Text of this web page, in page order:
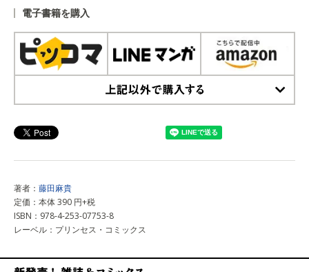
電子書籍を購入
著者： 藤田麻貴
定価：本体 390 円+税
ISBN：978-4-253-07753-8
レーベル：プリンセス・コミックス